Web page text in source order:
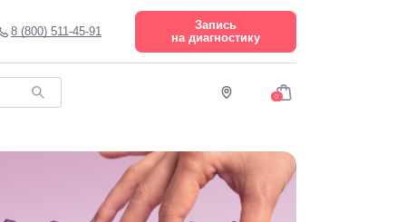
8 (800) 511-45-91
Запись
на диагностику
0